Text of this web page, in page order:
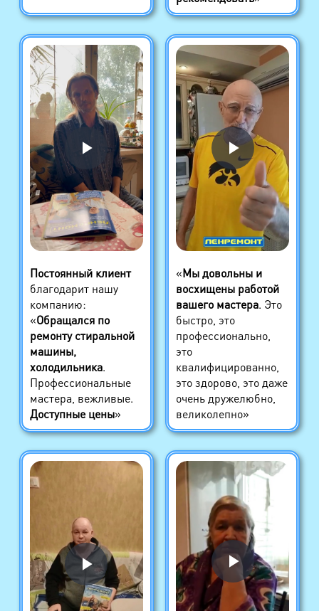
Постоянный клиент
благодарит нашу
компанию:
«Обращался по
ремонту стиральной
машины,
холодильника.
Профессиональные
мастера, вежливые.
Доступные цены»
«Мы довольны и
восхищены работой
вашего мастера. Это
быстро, это
профессионально,
это
квалифицированно,
это здорово, это даже
очень дружелюбно,
великолепно»